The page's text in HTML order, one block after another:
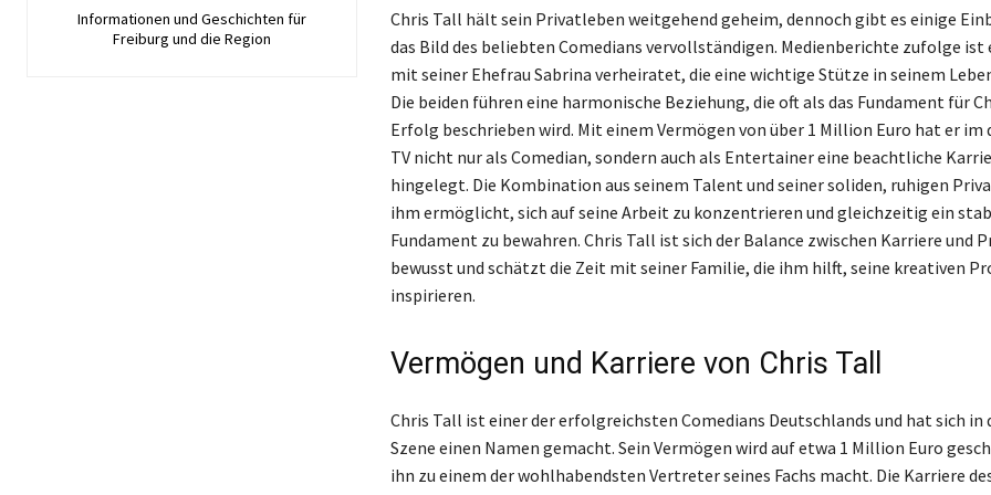
Informationen und Geschichten für
Freiburg und die Region
Chris Tall hält sein Privatleben weitgehend geheim, dennoch gibt es einige
das Bild des beliebten Comedians vervollständigen. Medienberichte zufolge ist
mit seiner Ehefrau Sabrina verheiratet, die eine wichtige Stütze in seinem
Die beiden führen eine harmonische Beziehung, die oft als das Fundament für
Erfolg beschrieben wird. Mit einem Vermögen von über 1 Million Euro hat er im
TV nicht nur als Comedian, sondern auch als Entertainer eine beachtliche
hingelegt. Die Kombination aus seinem Talent und seiner soliden, ruhigen
ihm ermöglicht, sich auf seine Arbeit zu konzentrieren und gleichzeitig ein
Fundament zu bewahren. Chris Tall ist sich der Balance zwischen Karriere und
bewusst und schätzt die Zeit mit seiner Familie, die ihm hilft, seine kreativen
inspirieren.
Vermögen und Karriere von Chris Tall
Chris Tall ist einer der erfolgreichsten Comedians Deutschlands und hat sich in
Szene einen Namen gemacht. Sein Vermögen wird auf etwa 1 Million Euro
ihn zu einem der wohlhabendsten Vertreter seines Fachs macht. Die Karriere